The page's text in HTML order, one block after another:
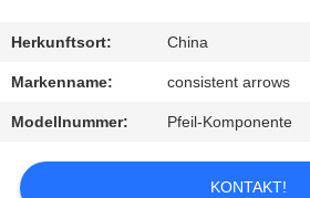
MIT
UNS
IN
VERBINDUNG
Herkunftsort: China
Markenname: consistent arrows
Modellnummer: Pfeil-Komponente
KONTAKT!